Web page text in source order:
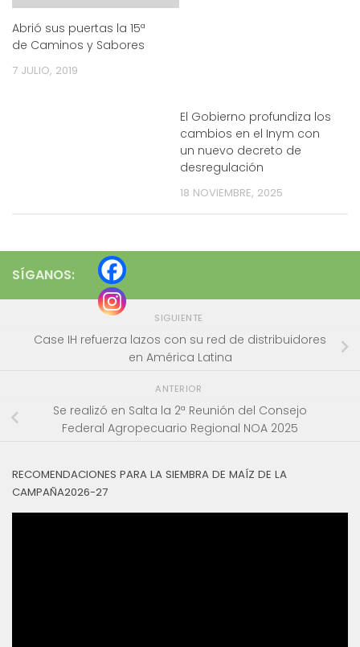
Abrió sus puertas la 15ª
de Caminos y Sabores
7 JULIO, 2019
El Gobierno profundiza los
cambios en el Inym con
un nuevo decreto de
desregulación
18 NOVIEMBRE, 2025
SÍGANOS:
SIGUIENTE
Case IH refuerza lazos con su red de distribuidores
en América Latina
ANTERIOR
Se realizó en Salta la 2ª Reunión del Consejo
Federal Agropecuario Regional NOA 2025
RECOMENDACIONES PARA LA SIEMBRA DE MAÍZ DE LA
CAMPAÑA2026-27